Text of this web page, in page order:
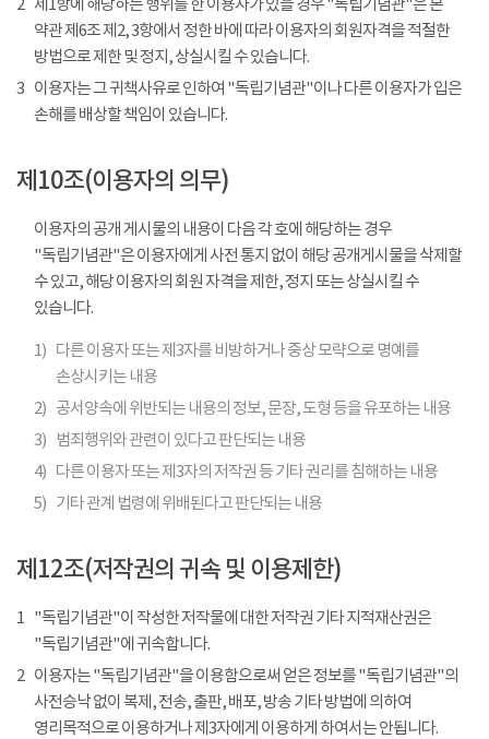
2 제1항에 해당하는 행위를 한 이용자가 있을 경우 "독립기념관"은 본
약관 제6조 제2, 3항에서 정한 바에 따라 이용자의 회원자격을 적절한
방법으로 제한 및 정지, 상실시킬 수 있습니다.
3 이용자는 그 귀책사유로 인하여 "독립기념관"이나 다른 이용자가 입은
손해를 배상할 책임이 있습니다.
제10조(이용자의 의무)
이용자의 공개 게시물의 내용이 다음 각 호에 해당하는 경우
"독립기념관"은 이용자에게 사전 통지 없이 해당 공개게시물을 삭제할
수 있고, 해당 이용자의 회원 자격을 제한, 정지 또는 상실시킬 수
있습니다.
1) 다른 이용자 또는 제3자를 비방하거나 중상 모략으로 명예를
손상시키는 내용
2) 공서양속에 위반되는 내용의 정보, 문장, 도형 등을 유포하는 내용
3)
범죄행위와 관련이 있다고 판단되는 내용
4) 다른 이용자 또는 제3자의 저작권 등 기타 권리를 침해하는 내용
5) 기타 관계 법령에 위배된다고 판단되는 내용
제12조(저작권의 귀속 및 이용제한)
1 "독립기념관"이 작성한 저작물에 대한 저작권 기타 지적재산권은
"독립기념관"에 귀속합니다.
2 이용자는 "독립기념관"을 이용함으로써 얻은 정보를 "독립기념관"의
사전승낙 없이 복제, 전송, 출판, 배포, 방송 기타 방법에 의하여
영리목적으로 이용하거나 제3자에게 이용하게 하여서는 안됩니다.